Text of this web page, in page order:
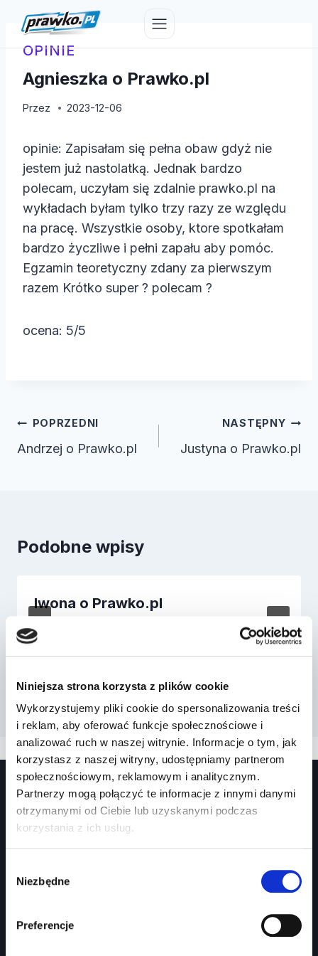
Niniejsza strona korzysta z plików cookie
Wykorzystujemy pliki cookie do spersonalizowania treści
i reklam, aby oferować funkcje społecznościowe i
analizować ruch w naszej witrynie. Informacje o tym, jak
korzystasz z naszej witryny, udostępniamy partnerom
społecznościowym, reklamowym i analitycznym.
Partnerzy mogą połączyć te informacje z innymi danymi
otrzymanymi od Ciebie lub uzyskanymi podczas
korzystania z ich usług.
zgody
Niezbędne
Preferencje
treściOPINIE
Agnieszka o Prawko.pl
Przez 2023-12-06
opinie: Zapisałam się pełna obaw gdyż nie
jestem już nastolatką. Jednak bardzo
polecam, uczyłam się zdalnie prawko.pl na
wykładach byłam tylko trzy razy ze względu
na pracę. Wszystkie osoby, ktore spotkałam
bardzo życzliwe i pełni zapału aby pomóc.
Egzamin teoretyczny zdany za pierwszym
razem Krótko super ? polecam ?
ocena: 5/5
Nawigacja
wpisu
POPRZEDNI
Andrzej o Prawko.pl
NASTĘPNY
Justyna o Prawko.pl
Podobne wpisy
Iwona o Prawko.pl
Przez
Prawko.pl